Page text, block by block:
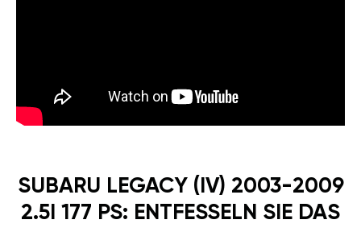
SUBARU LEGACY (IV) 2003-2009
2.5I 177 PS: ENTFESSELN SIE DAS